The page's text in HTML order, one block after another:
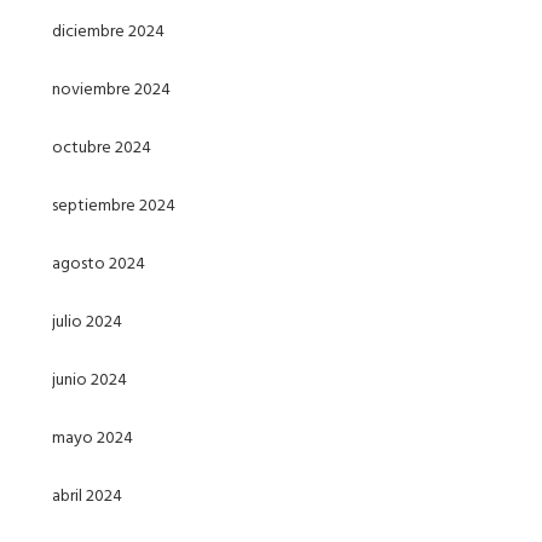
diciembre 2024
noviembre 2024
octubre 2024
septiembre 2024
agosto 2024
julio 2024
junio 2024
mayo 2024
abril 2024